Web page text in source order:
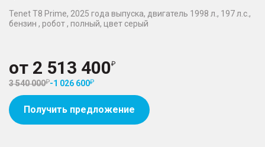
Tenet T8 Prime, 2025 года выпуска, двигатель 1998 л., 197 л.с.,
бензин , робот , полный, цвет серый
от 2 513 400
3 540 000 -1 026 600
Получить предложение